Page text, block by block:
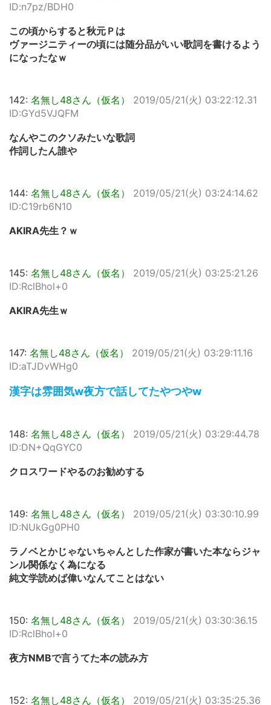
ID:n7pz/BDH0
この頃からすると秋元Ｐは
ヴァージニティーの頃には随分品がいい歌詞を書けるよう
になったなｗ
142: 名無し48さん（仮名）
2019/05/21(火) 03:22:12.31
ID:GYd5VJQFM
なんやこのクソみたいな歌詞
作詞したん誰や
144: 名無し48さん（仮名）
2019/05/21(火) 03:24:14.62
ID:C19rb6N10
AKIRA先生？ｗ
145: 名無し48さん（仮名）
2019/05/21(火) 03:25:21.26
ID:RclBhol+0
AKIRA先生ｗ
147: 名無し48さん（仮名）
2019/05/21(火) 03:29:11.16
ID:aTJDvWHg0
漢字は雰囲気w夜方で話してたやつやw
148: 名無し48さん（仮名）
2019/05/21(火) 03:29:44.78
ID:DN+QqGYC0
クロスワードやるのお勧めする
149: 名無し48さん（仮名）
2019/05/21(火) 03:30:10.99
ID:NUkGg0PH0
ラノベとかじゃないちゃんとした作家が書いた本ならジャ
ンル関係なく為になる
純文学読めば偉いなんてことはない
150: 名無し48さん（仮名）
2019/05/21(火) 03:30:36.15
ID:RclBhol+0
夜方NMBで言うてた本の読み方
152: 名無し48さん（仮名） 2019/05/21(火) 03:35:25.36